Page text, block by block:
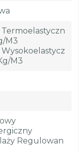
Termoelastyczn
m3
Wysokoelastycz
m3
Regulowan